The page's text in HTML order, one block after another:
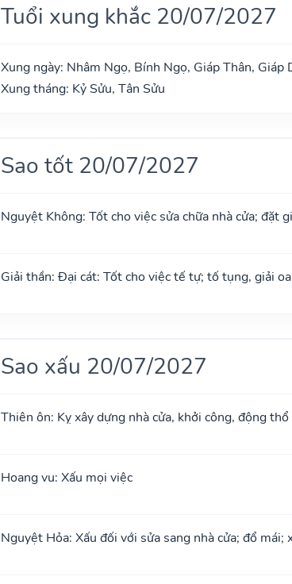
Tuổi xung khắc 20/07/2027
Xung ngày: Nhâm Ngọ, Bính Ngọ, Giáp Thân, Giáp
Xung tháng: Kỷ Sửu, Tân Sửu
Sao tốt 20/07/2027
Nguyệt Không: Tốt cho việc sửa chữa nhà cửa; đặt
Giải thần: Đại cát: Tốt cho việc tế tự; tố tụng, giải
Sao xấu 20/07/2027
Thiên ôn: Kỵ xây dựng nhà cửa, khởi công, động thổ
Hoang vu: Xấu mọi việc
Nguyệt Hỏa: Xấu đối với sửa sang nhà cửa; đổ mái;